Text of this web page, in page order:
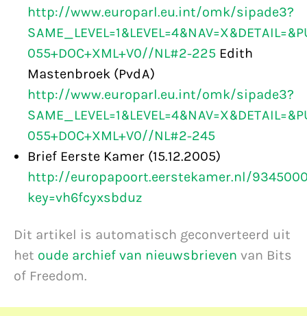
http://www.europarl.eu.int/omk/sipade3?
055+DOC+XML+V0//NL#2-225 Edith
Mastenbroek (PvdA)
http://www.europarl.eu.int/omk/sipade3?
055+DOC+XML+V0//NL#2-245
Brief Eerste Kamer (15.12.2005)
http://europapoort.eerstekamer.nl/
key=vh6fcyxsbduz
Dit artikel is automatisch geconverteerd uit
het oude archief van nieuwsbrieven van Bits
of Freedom.